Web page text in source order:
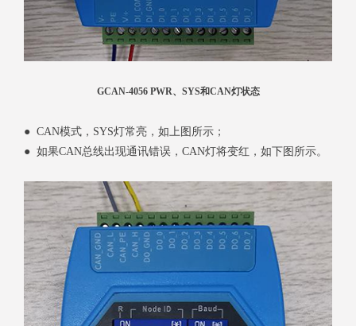
GCAN-4056 PWR、SYS和CAN灯状态
● CAN模式，SYS灯常亮，如上图所示；
● 如果CAN总线出现通讯错误，CAN灯将变红，如下图所示。